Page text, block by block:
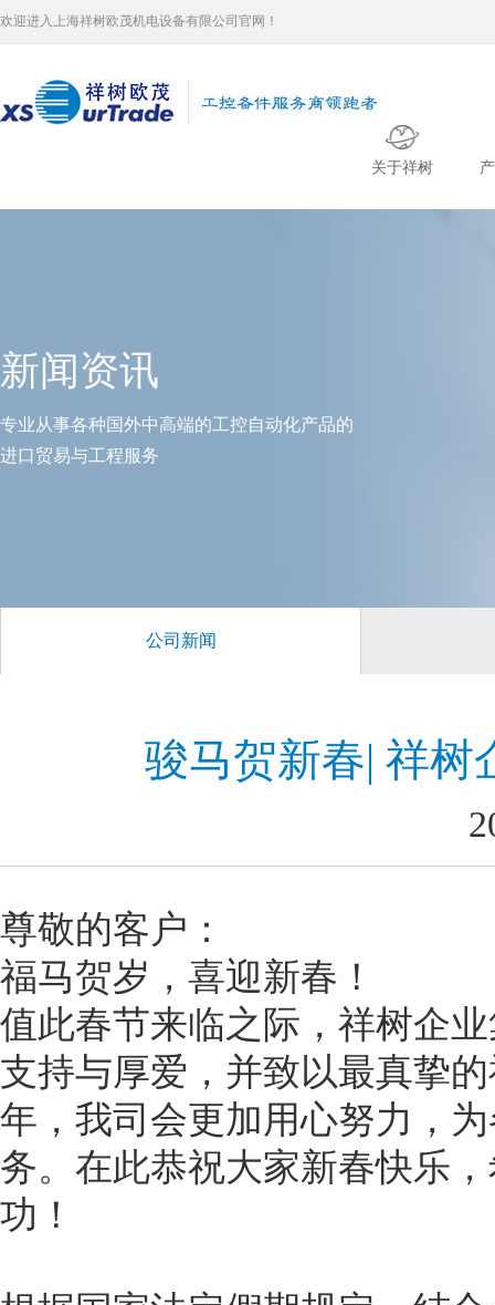
欢迎进入上海祥树欧茂机电设备有限公司官网！
关于祥树
新闻资讯
专业从事各种国外中高端的工控自动化产品的
进口贸易与工程服务
公司新闻
骏马贺新春| 祥树
尊敬的客户：
福马贺岁，喜迎新春！
值此春节来临之际，祥树企
支持与厚爱，并致以最真挚
年，我司会更加用心努力，
务。在此恭祝大家新春快乐
功！